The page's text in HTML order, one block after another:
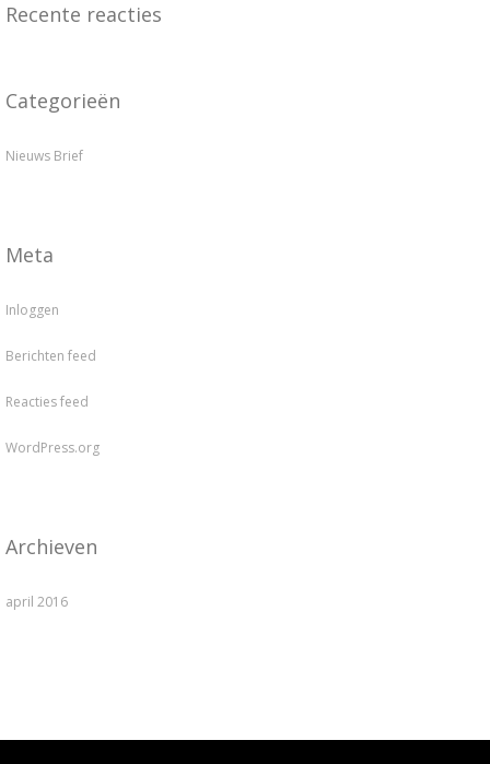
Recente reacties
Categorieën
Nieuws Brief
Meta
Inloggen
Berichten feed
Reacties feed
WordPress.org
Archieven
april 2016